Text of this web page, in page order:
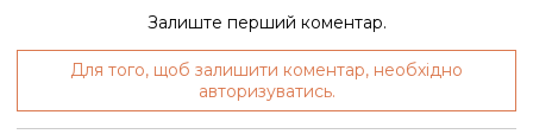
Залиште перший коментар.
Для того, щоб залишити коментар, необхідно
авторизуватись.